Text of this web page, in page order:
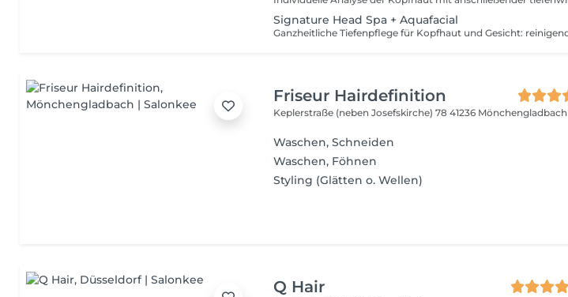
Signature Head Spa + Aquafacial
Friseur Hairdefinition
Keplerstraße (neben Josefskirche) 7841236 Mönchengladbach
Waschen, Schneiden
Waschen, Föhnen
Styling (Glätten o. Wellen)
Q Hair